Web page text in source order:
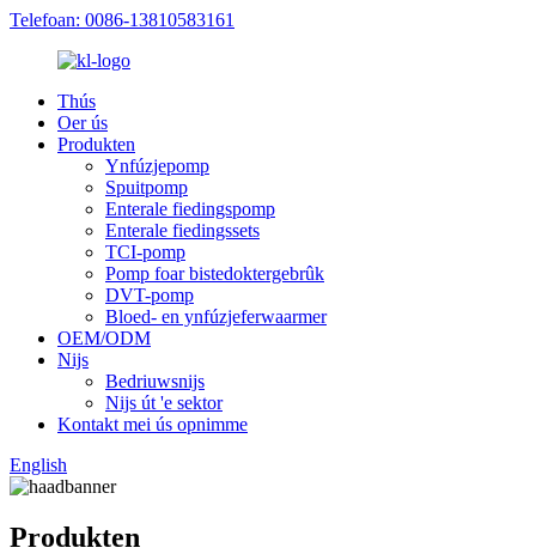
Telefoan: 0086-13810583161
Thús
Oer ús
Produkten
Ynfúzjepomp
Spuitpomp
Enterale fiedingspomp
Enterale fiedingssets
TCI-pomp
Pomp foar bistedoktergebrûk
DVT-pomp
Bloed- en ynfúzjeferwaarmer
OEM/ODM
Nijs
Bedriuwsnijs
Nijs út 'e sektor
Kontakt mei ús opnimme
English
Produkten